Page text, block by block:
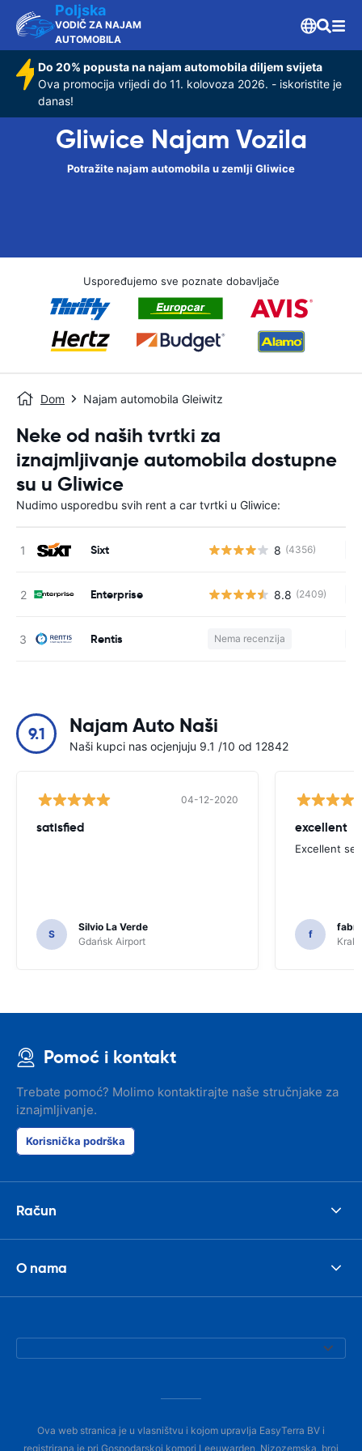
Poljska
VODIČ ZA NAJAM
AUTOMOBILA
Do 20% popusta na najam automobila diljem svijeta
Ova promocija vrijedi do 11. kolovoza 2026. - iskoristite je
danas!
Gliwice Najam Vozila
Potražite najam automobila u zemlji Gliwice
Uspoređujemo sve poznate dobavljače
Dom Najam automobila Gleiwitz
Neke od naših tvrtki za
iznajmljivanje automobila dostupne
su u Gliwice
Nudimo usporedbu svih rent a car tvrtki u Gliwice:
Sixt 8 (4356)
Enterprise 8.8 (2409)
Rentis Nema recenzija
9.1 Najam Auto Naši
Naši kupci nas ocjenjuju 9.1 /10 od 12842
04-12-2020
satisfied
S
Silvio La Verde
Gdańsk Airport
excellent
Excellent
f
Pomoć i kontakt
Trebate pomoć? Molimo kontaktirajte naše stručnjake za
iznajmljivanje.
Korisnička podrška
Račun
O nama
Ova web stranica je u vlasništvu i kojom upravlja EasyTerra BV i
registrirana je pri Gospodarskoj komori Leeuwarden, Nizozemska, broj